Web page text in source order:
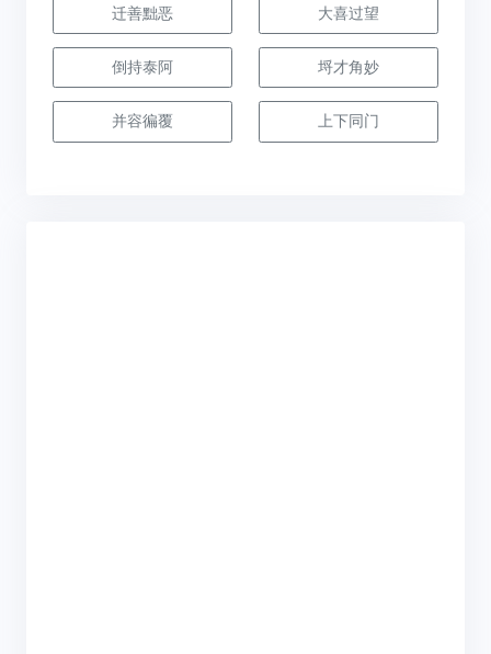
迁善黜恶 大喜过望
倒持泰阿 埒才角妙
并容徧覆 上下同门